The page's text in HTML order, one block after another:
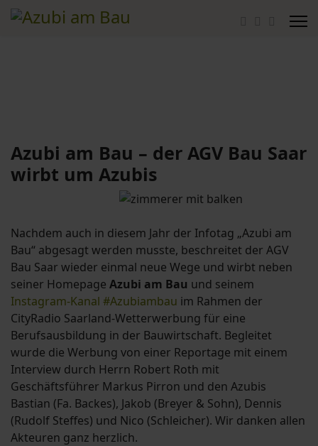
Azubi am Bau – der AGV Bau Saar
wirbt um Azubis
Nachdem auch in diesem Jahr der Infotag „Azubi am
Bau“ abgesagt werden musste, beschreitet der AGV
Bau Saar wieder einmal neue Wege und wirbt neben
seiner Homepage Azubi am Bau und seinem
Instagram-Kanal #Azubiambau im Rahmen der
CityRadio Saarland-Wetterwerbung für eine
Berufsausbildung in der Bauwirtschaft. Begleitet
wurde die Werbung von einer Reportage mit einem
Interview durch Herrn Robert Roth mit
Geschäftsführer Markus Pirron und den Azubis
Bastian (Fa. Backes), Jakob (Breyer & Sohn), Dennis
(Rudolf Steffes) und Nico (Schleicher). Wir danken allen
Akteuren ganz herzlich.